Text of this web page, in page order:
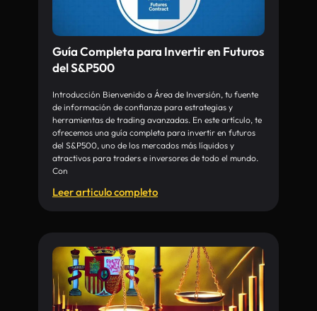
Guía Completa para Invertir en Futuros
del S&P500
Introducción Bienvenido a Área de Inversión, tu fuente
de información de confianza para estrategias y
herramientas de trading avanzadas. En este artículo, te
ofrecemos una guía completa para invertir en futuros
del S&P500, uno de los mercados más líquidos y
atractivos para traders e inversores de todo el mundo.
Con
Leer articulo completo